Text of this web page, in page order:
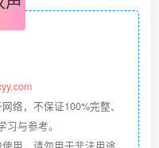
络，不保证100%完整、
与参考。